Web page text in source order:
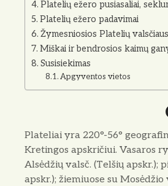
Platelių ežero pusiasaliai,
Platelių ežero padavimai
Žymesniosios Platelių
Miškai ir bendrosios kaimų
Susisiekimas
Apgyventos vietos
Plateliai yra 220°-56°
Kretingos apskričiui. Vasaros
Alsėdžių valsč. (Telšių apskr.);
apskr.); žiemiuose su Mosėdžio